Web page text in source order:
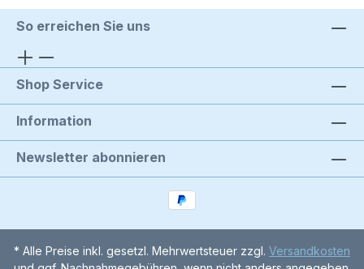
So erreichen Sie uns
Shop Service
Information
Newsletter abonnieren
* Alle Preise inkl. gesetzl. Mehrwertsteuer zzgl. Versandkosten